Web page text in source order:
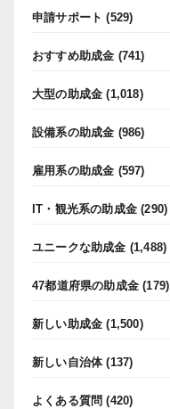
申請サポート (529)
おすすめ助成金 (741)
大型の助成金 (1,018)
設備系の助成金 (986)
雇用系の助成金 (597)
IT・観光系の助成金 (290)
ユニークな助成金 (1,488)
47都道府県の助成金 (179)
新しい助成金 (1,500)
新しい自治体(137)
よくある質問 (420)